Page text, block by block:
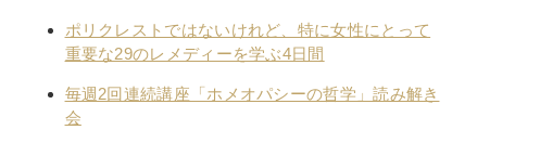
ポリクレストではないけれど、特に女性にとって
重要な29のレメディーを学ぶ4日間
毎週2回連続講座「ホメオパシーの哲学」読み解き
会